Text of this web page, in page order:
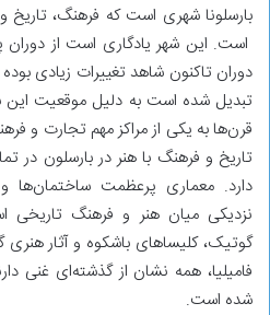
بارسلونا شهری است که فرهنگ، تاریخ
است. این شهر یادگاری است از دوران
دوران تاکنون شاهد تغییرات زیادی
تبدیل شده است به دلیل موقعیت این
قرن‌ها به یکی از مراکز مهم تجارت و
تاریخ و فرهنگ با هنر در بارسلون در
دارد. معماری پرعظمت ساختمان‌ها
نزدیکی میان هنر و فرهنگ
گوتیک، کلیساهای باشکوه و آثار
فامیلیا، همه نشان از گذشته‌ای غنی
شده است.